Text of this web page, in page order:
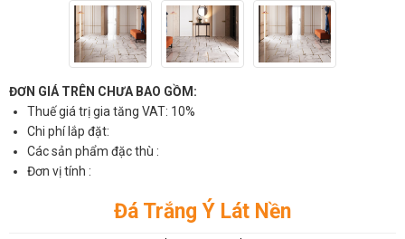
ĐƠN GIÁ TRÊN CHƯA BAO GỒM:
Thuế giá trị gia tăng VAT: 10%
Chi phí lắp đặt:
Các sản phẩm đặc thù :
Đơn vị tính :
Đá Trắng Ý Lát Nền